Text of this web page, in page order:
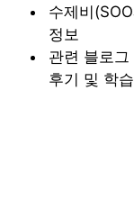
수제비
정보
관련 블로
후기 및 학